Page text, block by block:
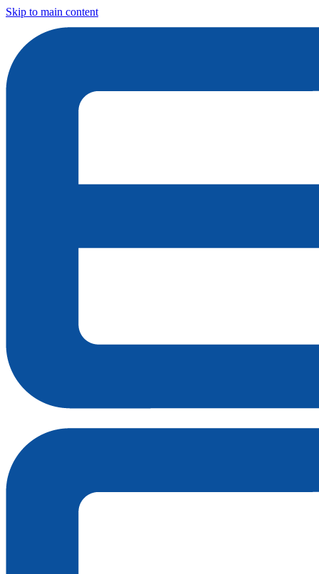
Skip to main content